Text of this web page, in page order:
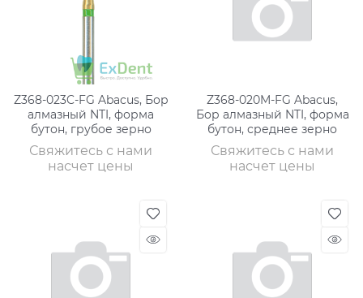
Z368-023C-FG Abacus, Бор
алмазный NTI, форма
бутон, грубое зерно
Свяжитесь с нами
насчет цены
Z368-020M-FG Abacus,
Бор алмазный NTI, форма
бутон, среднее зерно
Свяжитесь с нами
насчет цены